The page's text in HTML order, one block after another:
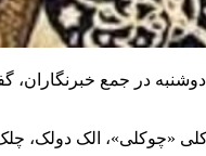
«چوکلی»، الک